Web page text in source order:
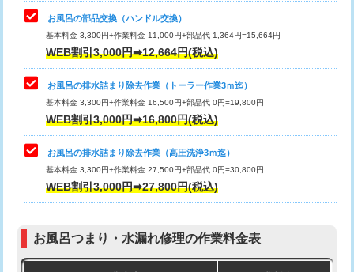
トイレタンク脱着
トイレ便器脱着
タンクレストイレ脱着 33,000円
小便器トイレ脱着
その他部品の脱着 8,800円～
交換・取付（タンク）
交換・取付（普通便座） 11,000円+材料費
お風呂の部品交換（ハンドル交換）
基本料金 3,300円+作業料金 11,000円+部品代 1,364円=15,664円
WEB割引3,000円➡12,664円(税込)
お風呂の排水詰まり除去作業（トーラー作業3ｍ迄）
基本料金 3,300円+作業料金 16,500円+部品代 0円=19,800円
WEB割引3,000円➡16,800円(税込)
お風呂の排水詰まり除去作業（高圧洗浄3ｍ迄）
基本料金 3,300円+作業料金 27,500円+部品代 0円=30,800円
WEB割引3,000円➡27,800円(税込)
お風呂つまり・水漏れ修理の作業料金表